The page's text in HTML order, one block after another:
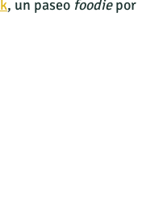
, un paseo foodiepor